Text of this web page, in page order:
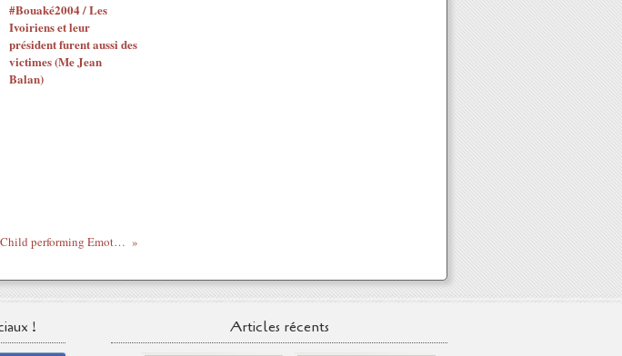
#Bouaké2004 / Les
Ivoiriens et leur
président furent aussi des
victimes (Me Jean
Balan)
Celine Dion & Destiny's Child performing Emotion live at the ''A New Day Has Come'' Special in March 2002
! Articles récents